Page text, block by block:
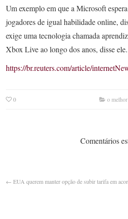
Um exemplo em que a Microsoft
jogadores de igual habilidade online,
exige uma tecnologia chamada
Xbox Live ao longo dos anos, disse ele.
https://br.reuters.com/article/
0 o
Comentários
← EUA querem manter opção de subir tarifa em